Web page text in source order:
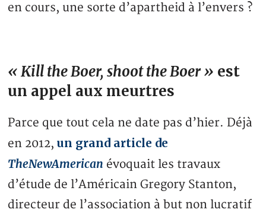
en cours, une sorte d’apartheid à l’envers ?
« Kill the Boer, shoot the Boer » est
un appel aux meurtres
Parce que tout cela ne date pas d’hier. Déjà
en 2012,un grand article de
TheNewAmerican évoquait les travaux
d’étude de l’Américain Gregory Stanton,
directeur de l’association à but non lucratif